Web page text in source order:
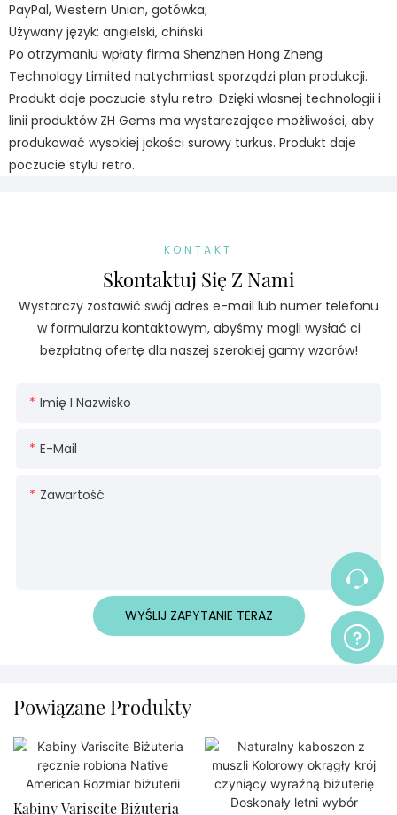
PayPal, Western Union, gotówka;
Używany język: angielski, chiński
Po otrzymaniu wpłaty firma Shenzhen Hong Zheng
Technology Limited natychmiast sporządzi plan produkcji.
Produkt daje poczucie stylu retro. Dzięki własnej technologii i
linii produktów ZH Gems ma wystarczające możliwości, aby
produkować wysokiej jakości surowy turkus. Produkt daje
poczucie stylu retro.
KONTAKT
Skontaktuj Się Z Nami
Wystarczy zostawić swój adres e-mail lub numer telefonu
w formularzu kontaktowym, abyśmy mogli wysłać ci
bezpłatną ofertę dla naszej szerokiej gamy wzorów!
Imię I Nazwisko
E-Mail
Zawartość
WYŚLIJ ZAPYTANIE TERAZ
Powiązane Produkty
Kabiny Variscite Biżuteria